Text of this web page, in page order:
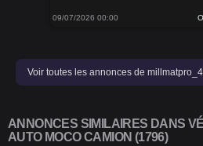
09/07/2026 00:00
Voir toutes les annonces de
ANNONCES SIMILAIRES DANS
AUTO MOCO CAMION (1796)